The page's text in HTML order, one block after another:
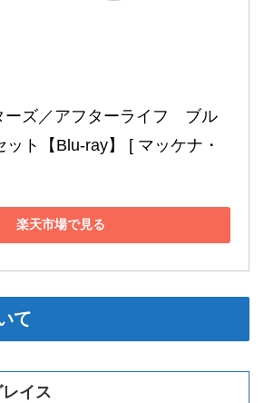
ーズ／アフターライフ　ブル
ット【Blu-ray】 [ マッケナ・
楽天市場で見る
て
イス